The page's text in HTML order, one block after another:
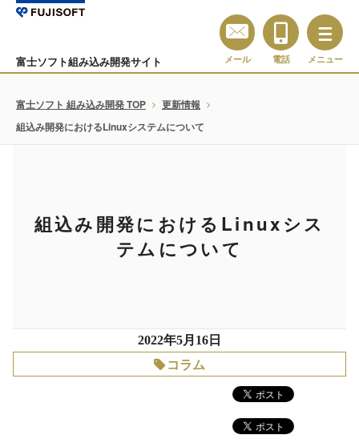
富士ソフト組み込み開発サイト メール 電話 メニュー
富士ソフト 組み込み開発 TOP
更新情報
組込み開発におけるLinuxシステムについて
組込み開発におけるLinuxシス
テムについて
2022年5月16日
コラム